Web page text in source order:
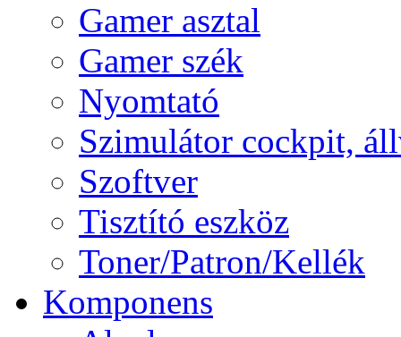
Gamer asztal
Gamer szék
Nyomtató
Szimulátor cockpit,
Szoftver
Tisztító eszköz
Toner/Patron/Kellék
Komponens